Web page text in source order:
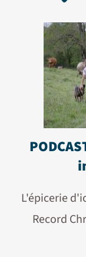
L'épicerie
Record